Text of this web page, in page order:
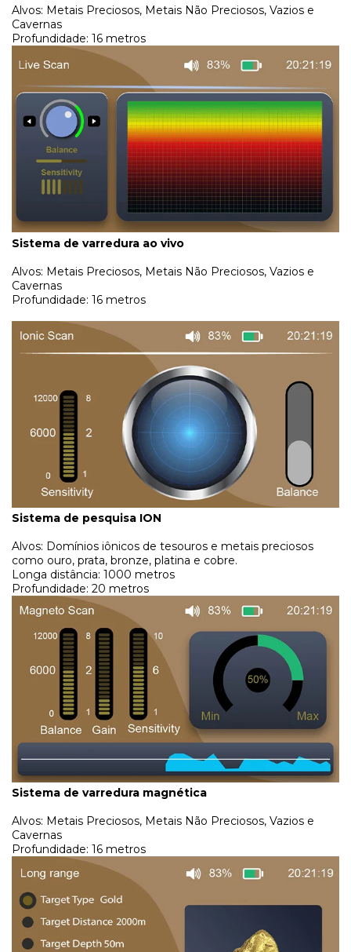
Alvos: Metais Preciosos, Metais Não Preciosos, Vazios e
Cavernas
Profundidade: 16 metros
Sistema de varredura ao vivo
Alvos: Metais Preciosos, Metais Não Preciosos, Vazios e
Cavernas
Profundidade: 16 metros
Sistema de pesquisa ION
Alvos: Domínios iônicos de tesouros e metais preciosos
como ouro, prata, bronze, platina e cobre.
Longa distância: 1000 metros
Profundidade: 20 metros
Sistema de varredura magnética
Alvos: Metais Preciosos, Metais Não Preciosos, Vazios e
Cavernas
Profundidade: 16 metros